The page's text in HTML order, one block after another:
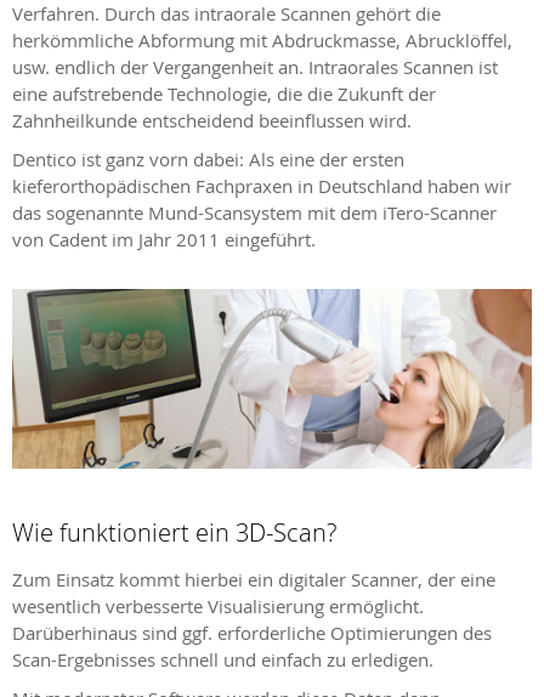
Verfahren. Durch das intraorale Scannen gehört die
herkömmliche Abformung mit Abdruckmasse, Abrucklöffel,
usw. endlich der Vergangenheit an. Intraorales Scannen ist
eine aufstrebende Technologie, die die Zukunft der
Zahnheilkunde entscheidend beeinflussen wird.
Dentico ist ganz vorn dabei: Als eine der ersten
kieferorthopädischen Fachpraxen in Deutschland haben wir
das sogenannte Mund-Scansystem mit dem iTero-Scanner
von Cadent im Jahr 2011 eingeführt.
Wie funktioniert ein 3D-Scan?
Zum Einsatz kommt hierbei ein digitaler Scanner, der eine
wesentlich verbesserte Visualisierung ermöglicht.
Darüberhinaus sind ggf. erforderliche Optimierungen des
Scan-Ergebnisses schnell und einfach zu erledigen.